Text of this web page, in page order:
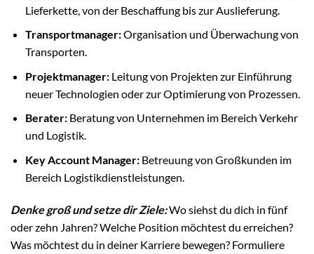
Lieferkette, von der Beschaffung bis zur Auslieferung.
Transportmanager:Organisation und Überwachung von
Transporten.
Projektmanager:Leitung von Projekten zur Einführung
neuer Technologien oder zur Optimierung von Prozessen.
Berater:Beratung von Unternehmen im Bereich Verkehr
und Logistik.
Key Account Manager:Betreuung von Großkunden im
Bereich Logistikdienstleistungen.
Denke groß und setze dir Ziele:Wo siehst du dich in fünf
oder zehn Jahren? Welche Position möchtest du erreichen?
Was möchtest du in deiner Karriere bewegen? Formuliere